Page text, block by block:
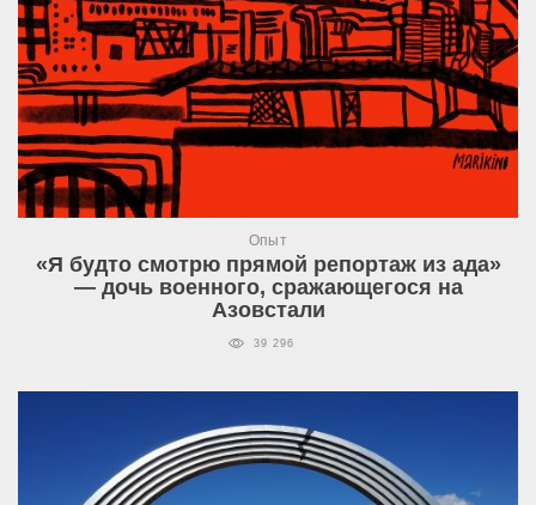
Опыт
«Я будто смотрю прямой репортаж из ада»
— дочь военного, сражающегося на
Азовстали
39 296